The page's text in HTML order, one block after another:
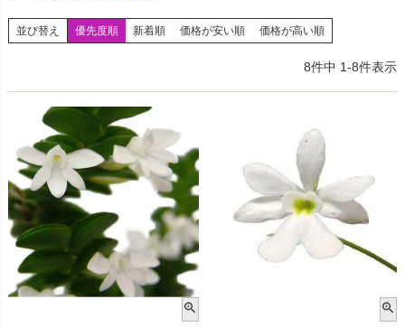
並び替え 優先度順 新着順 価格が安い順 価格が高い順
8件中 1-8件表示